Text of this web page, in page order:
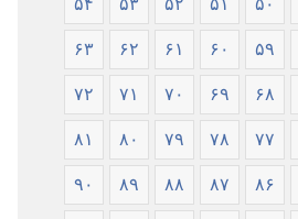
۵۰ ۵۱ ۵۲ ۵۳ ۵۴
۵۹ ۶۰ ۶۱ ۶۲ ۶۳
۶۸ ۶۹ ۷۰ ۷۱ ۷۲
۷۷ ۷۸ ۷۹ ۸۰ ۸۱
۸۶ ۸۷ ۸۸ ۸۹ ۹۰